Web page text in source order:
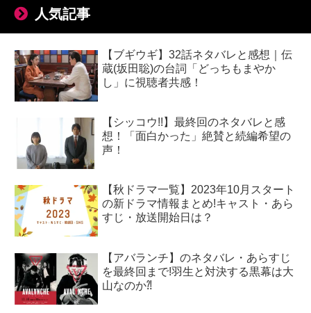
人気記事
【ブギウギ】32話ネタバレと感想｜伝
蔵(坂田聡)の台詞「どっちもまやか
し」に視聴者共感！
【シッコウ!!】最終回のネタバレと感
想！「面白かった」絶賛と続編希望の
声！
【秋ドラマ一覧】2023年10月スタート
の新ドラマ情報まとめ!キャスト・あら
すじ・放送開始日は？
【アバランチ】のネタバレ・あらすじ
を最終回まで!羽生と対決する黒幕は大
山なのか⁈